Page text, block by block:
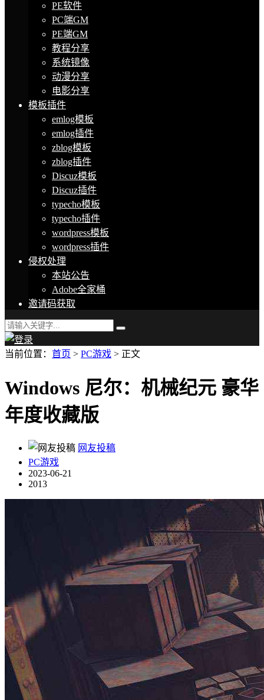
PE软件
PC端GM
PE端GM
教程分享
系统镜像
动漫分享
电影分享
模板插件
emlog模板
emlog插件
zblog模板
zblog插件
Discuz模板
Discuz插件
typecho模板
typecho插件
wordpress模板
wordpress插件
侵权处理
本站公告
Adobe全家桶
邀请码获取
当前位置： 首页 > PC游戏 > 正文
Windows 尼尔：机械纪元 豪华
年度收藏版
网友投稿
PC游戏
2023-06-21
2013